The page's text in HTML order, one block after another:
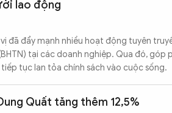
lao động
đã đẩy mạnh nhiều hoạt động tuyên
tại các doanh nghiệp. Qua đó, góp
tục lan tỏa chính sách vào cuộc sống.
Quất tăng thêm 12,5%